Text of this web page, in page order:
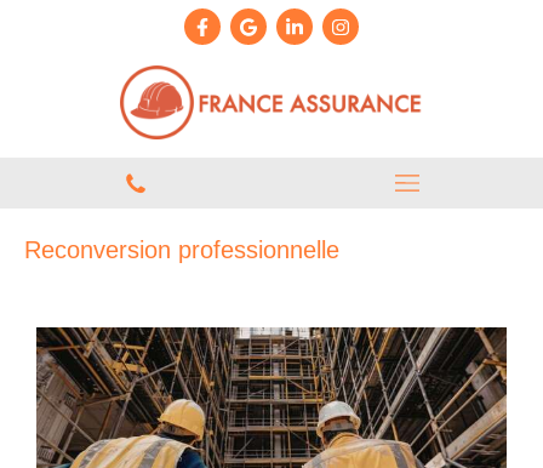
Reconversion professionnelle